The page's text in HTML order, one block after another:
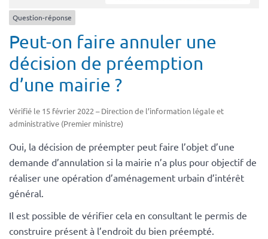
Question-réponse
Peut-on faire annuler une
décision de préemption
d’une mairie ?
Vérifié le 15 février 2022 – Direction de l’information légale et
administrative (Premier ministre)
Oui, la décision de préempter peut faire l’objet d’une
demande d’annulation si la mairie n’a plus pour objectif de
réaliser une opération d’aménagement urbain d’intérêt
général.
Il est possible de vérifier cela en consultant le permis de
construire présent à l’endroit du bien préempté.